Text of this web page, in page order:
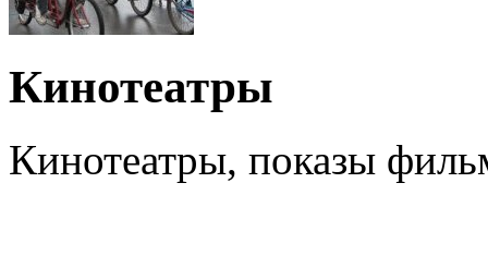
Кинотеатры
Кинотеатры, показы